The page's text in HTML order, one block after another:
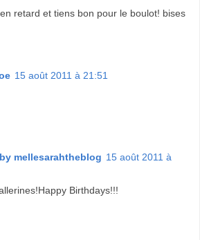
retard et tiens bon pour le boulot! bises
15 août 2011 à 21:51
mellesarahtheblog 15 août 2011 à
Birthdays!!!